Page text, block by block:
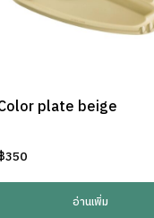
plate beige
350
อ่านเพิ่ม